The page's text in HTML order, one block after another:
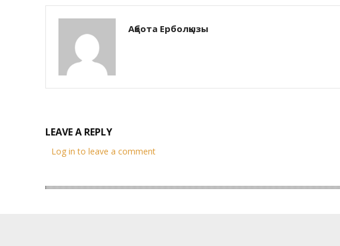
Ақбота Ерболқызы
LEAVE A REPLY
Log in to leave a comment